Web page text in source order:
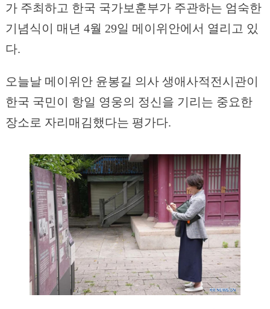
가 주최하고 한국 국가보훈부가 주관하는 엄숙한
기념식이 매년 4월 29일 메이위안에서 열리고 있
다.
오늘날 메이위안 윤봉길 의사 생애사적전시관이
한국 국민이 항일 영웅의 정신을 기리는 중요한
장소로 자리매김했다는 평가다.